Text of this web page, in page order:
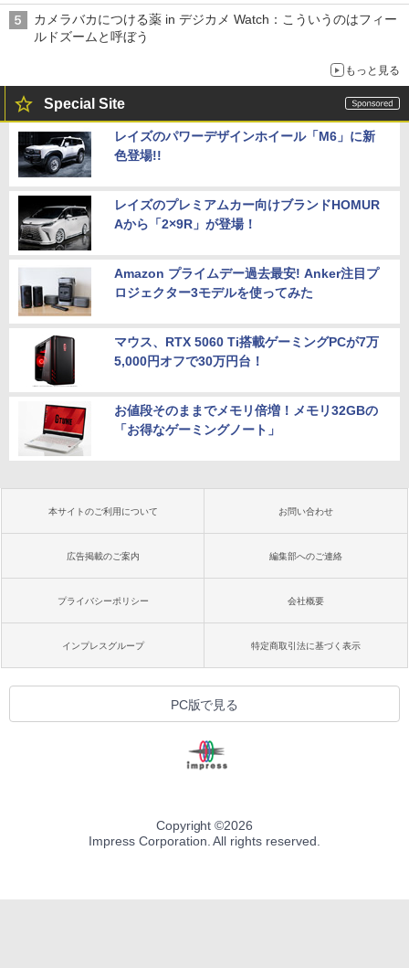
カメラバカにつける薬 in デジカメ Watch：こういうのはフィー
ルドズームと呼ぼう
もっと見る
Special Site
レイズのパワーデザインホイール「M6」に新
色登場!!
レイズのプレミアムカー向けブランドHOMUR
Aから「2×9R」が登場！
Amazon プライムデー過去最安! Anker注目プ
ロジェクター3モデルを使ってみた
マウス、RTX 5060 Ti搭載ゲーミングPCが7万
5,000円オフで30万円台！
お値段そのままでメモリ倍増！メモリ32GBの
「お得なゲーミングノート」
本サイトのご利用について お問い合わせ
広告掲載のご案内 編集部へのご連絡
プライバシーポリシー 会社概要
インプレスグループ 特定商取引法に基づく表示
PC版で見る
Copyright ©2026
Impress Corporation. All rights reserved.